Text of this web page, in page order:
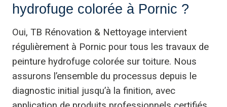
hydrofuge colorée à Pornic ?
Oui, TB Rénovation & Nettoyage intervient
régulièrement à Pornic pour tous les travaux de
peinture hydrofuge colorée sur toiture. Nous
assurons l’ensemble du processus depuis le
diagnostic initial jusqu’à la finition, avec